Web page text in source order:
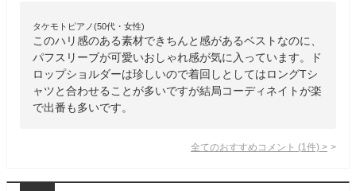
タケモトピアノ(50代・女性)
このハリ感のある素材できちんと感があるベストなのに、
パフスリーブが可愛いおしゃれ感が気に入っています。ド
ロップショルダーは珍しいので着回しとしてはロングTシ
ャツと合わせることが多いですが結局コーディネイトが楽
で出番も多いです。
全てのおすすめコメント (1 件) >